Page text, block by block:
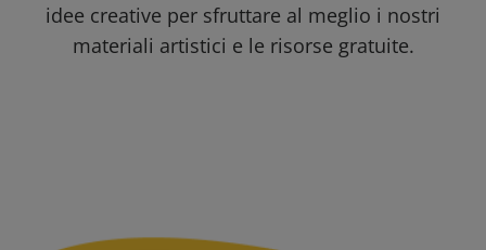
idee creative per sfruttare al meglio i nostri
materiali artistici e le risorse gratuite.